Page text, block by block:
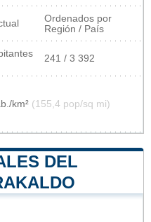
Ordenados por
Región / País
241 / 3 392
km² (155,4 pop/sq mi)
DEL